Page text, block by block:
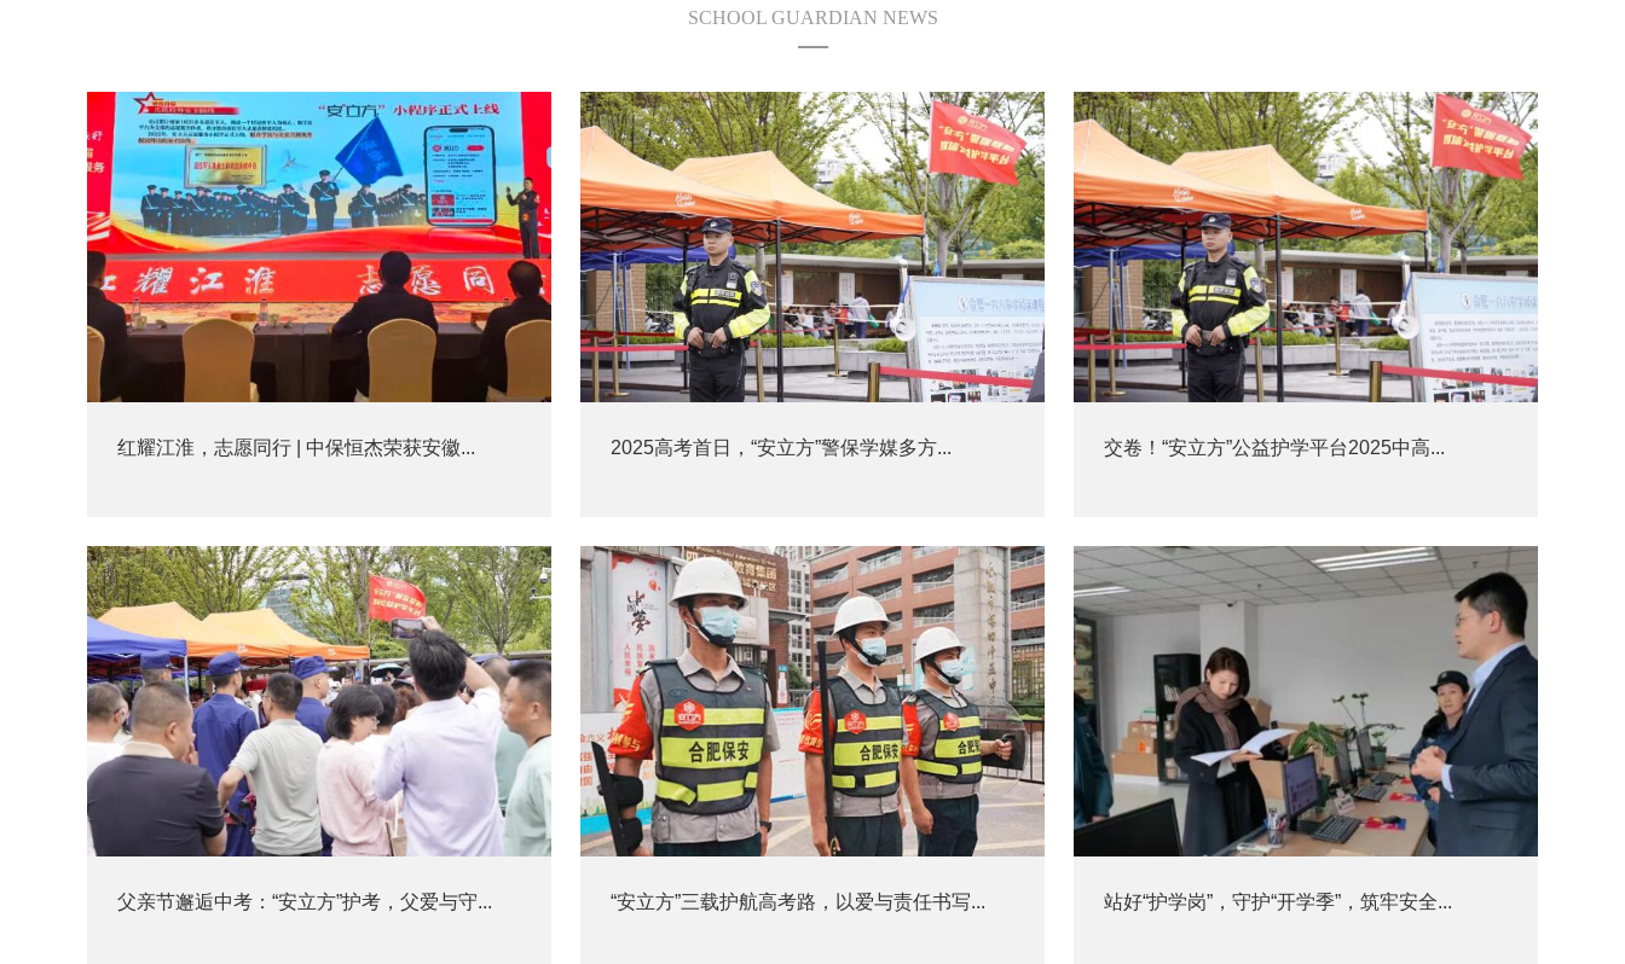
SCHOOL GUARDIAN NEWS
红耀江淮，志愿同行 | 中保恒杰荣获安徽... 2025高考首日，“安立方”警保学媒多方... 交卷！“安立方”公益护学平台2025中高...
父亲节邂逅中考：“安立方”护考，父爱与守... “安立方”三载护航高考路，以爱与责任书写... 站好“护学岗”，守护“开学季”，筑牢安全...